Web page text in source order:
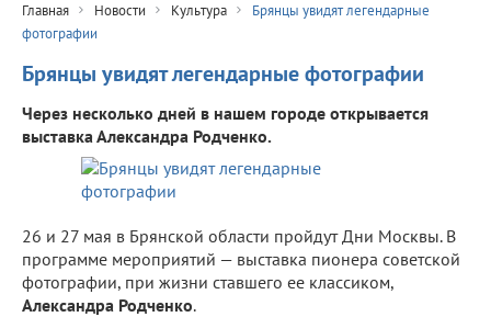
Главная Новости Культура
Брянцы увидят легендарные
фотографии
Брянцы увидят легендарные фотографии
Через несколько дней в нашем городе открывается
выставка Александра Родченко.
26 и 27 мая в Брянской области пройдут Дни Москвы. В
программе мероприятий — выставка пионера советской
фотографии, при жизни ставшего ее классиком,
Александра Родченко.